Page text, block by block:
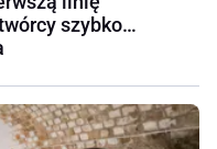
szybko…